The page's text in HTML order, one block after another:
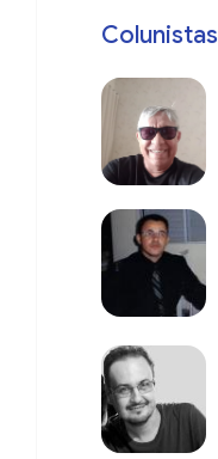
Colunistas